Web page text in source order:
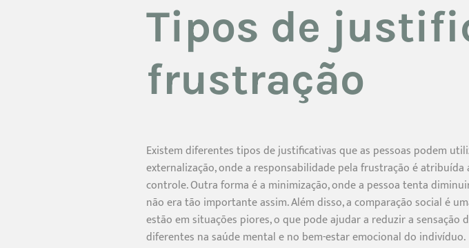
Tipos de
frustração
Existem diferentes tipos de justificativas que as pessoas podem
externalização, onde a responsabilidade pela frustração é
controle. Outra forma é a minimização, onde a pessoa tenta
não era tão importante assim. Além disso, a comparação social é
estão em situações piores, o que pode ajudar a reduzir a
diferentes na saúde mental e no bem-estar emocional do indivíduo.